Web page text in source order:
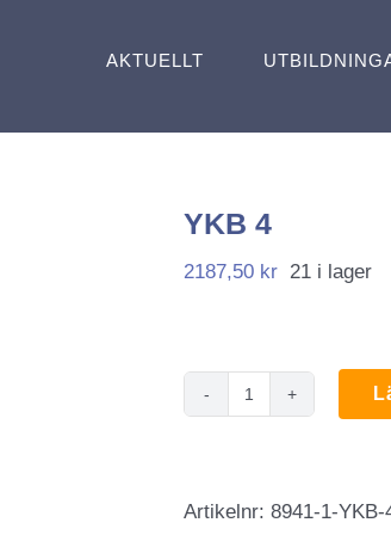
AKTUELLT
YKB 4
2187,50 kr 21 i lager
Artikelnr: 8941-1-YKB-